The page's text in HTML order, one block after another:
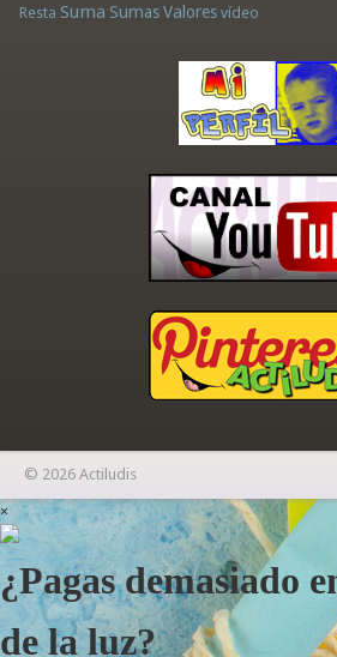
Resta Suma Sumas Valores vídeo
© 2026 Actiludis
×
¿Pagas demasiado
de la luz?